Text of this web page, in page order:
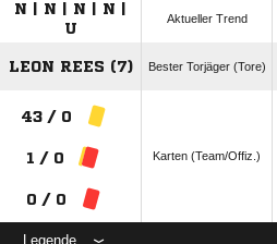
N | N | N | N |
U
Aktueller Trend
LEON REES (7) Bester Torjäger (Tore)
43 / 0
1 / 0
0 / 0
Karten (Team/Offiz.)
Legende